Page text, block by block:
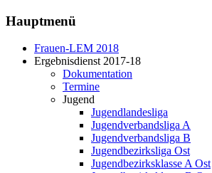
Hauptmenü
Frauen-LEM 2018
Ergebnisdienst 2017-18
Dokumentation
Termine
Jugend
Jugendlandesliga
Jugendverbandsliga A
Jugendverbandsliga B
Jugendbezirksliga Ost
Jugendbezirksklasse A Ost